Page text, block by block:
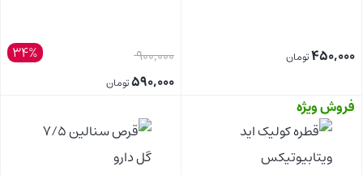
450,000تومان
بستن
34% 900,000قیمت
اصلی:
بود.
590,000تومان
فعلی:
590,000 تومان.
فروش ویژه